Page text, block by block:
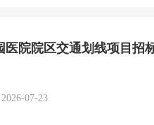
医院院区交通划线项目招
2026-07-23